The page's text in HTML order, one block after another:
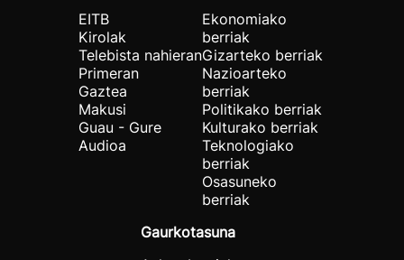
EITB
Kirolak
Telebista nahieran
Primeran
Gaztea
Makusi
Guau - Gure
Audioa
Ekonomiako
berriak
Gizarteko berriak
Nazioarteko
berriak
Politikako berriak
Kulturako berriak
Teknologiako
berriak
Osasuneko
berriak
Gaurkotasuna